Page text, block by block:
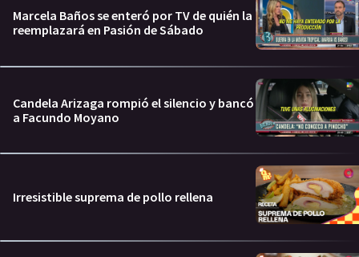
Marcela Baños se enteró por TV de quién la
reemplazará en Pasión de Sábado
Candela Arizaga rompió el silencio y bancó
a Facundo Moyano
Irresistible suprema de pollo rellena